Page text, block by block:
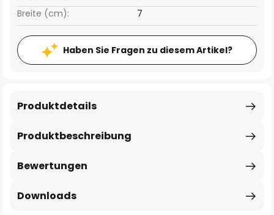
Breite (cm): 7
Haben Sie Fragen zu diesem Artikel?
Produktbeschreibung
Produktdetails
Bewertungen
Downloads